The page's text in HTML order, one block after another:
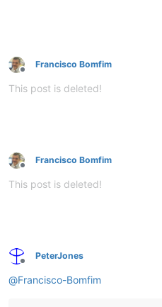
Offline
Francisco Bomfim
This post is deleted!
Offline
Francisco Bomfim
This post is deleted!
Offline
PeterJones
@Francisco-Bomfim